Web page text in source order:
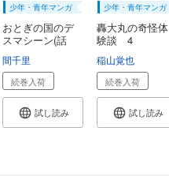
須田綱鑑
少年・青年マンガ
おとぎの国のデ
スマシーン(話
間千里
続巻入荷
試し読み
少年・青年マンガ
轟大丸の奇怪体
験談 4
稲山覚也
続巻入荷
試し読み